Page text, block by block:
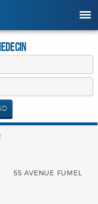
55 AVENUE FUMEL